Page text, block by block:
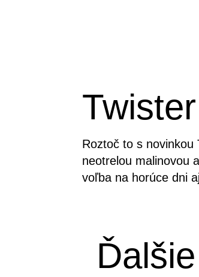
Roztoč to s novinkou
neotrelou malinovou
voľba na horúce dni